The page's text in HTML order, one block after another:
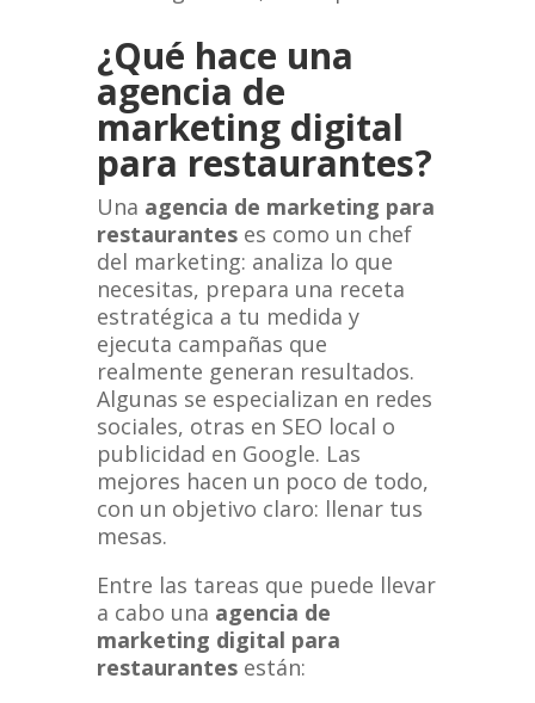
¿Qué hace una
agencia de
marketing digital
para restaurantes?
Una agencia de marketing para
restauranteses como un chef
del marketing: analiza lo que
necesitas, prepara una receta
estratégica a tu medida y
ejecuta campañas que
realmente generan resultados.
Algunas se especializan en redes
sociales, otras en SEO local o
publicidad en Google. Las
mejores hacen un poco de todo,
con un objetivo claro: llenar tus
mesas.
Entre las tareas que puede llevar
a cabo una agencia de
marketing digital para
restaurantesestán: